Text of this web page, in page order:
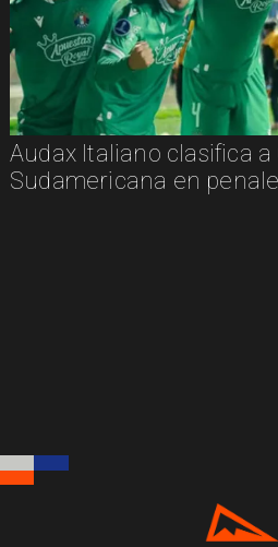
Audax Italiano clasifica a
Sudamericana en